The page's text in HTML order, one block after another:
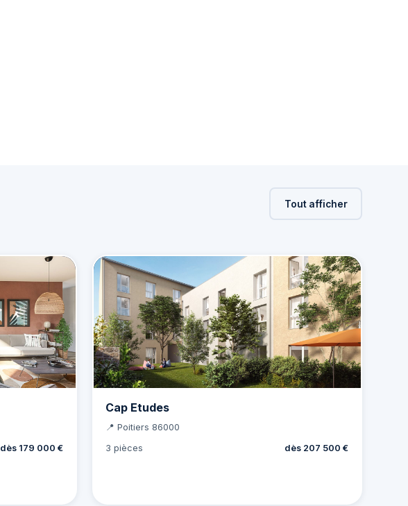
Tout afficher
dès 179 000 €
Cap Etudes
📍 Poitiers 86000
3 pièces
dès 207 500 €